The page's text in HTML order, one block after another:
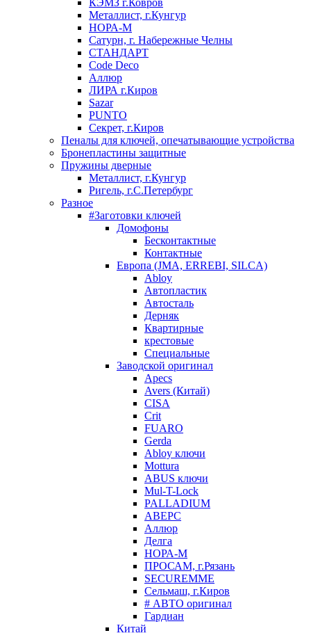
КЭМЗ г.Ковров
Металлист, г.Кунгур
НОРА-М
Сатурн, г. Набережные Челны
СТАНДАРТ
Code Deco
Аллюр
ЛИРА г.Киров
Sazar
PUNTO
Секрет, г.Киров
Пеналы для ключей, опечатывающие устройства
Бронепластины защитные
Пружины дверные
Металлист, г.Кунгур
Ригель, г.С.Петербург
Разное
#Заготовки ключей
Домофоны
Бесконтактные
Контактные
Европа (JMA, ERREBI, SILCA)
Abloy
Автопластик
Автосталь
Дерняк
Квартирные
крестовые
Специальные
Заводской оригинал
Apecs
Avers (Китай)
CISA
Crit
FUARO
Gerda
Abloy ключи
Mottura
ABUS ключи
Mul-T-Lock
PALLADIUM
АВЕРС
Аллюр
Делга
НОРА-М
ПРОСАМ, г.Рязань
SECUREMME
Сельмаш, г.Киров
# АВТО оригинал
Гардиан
Китай